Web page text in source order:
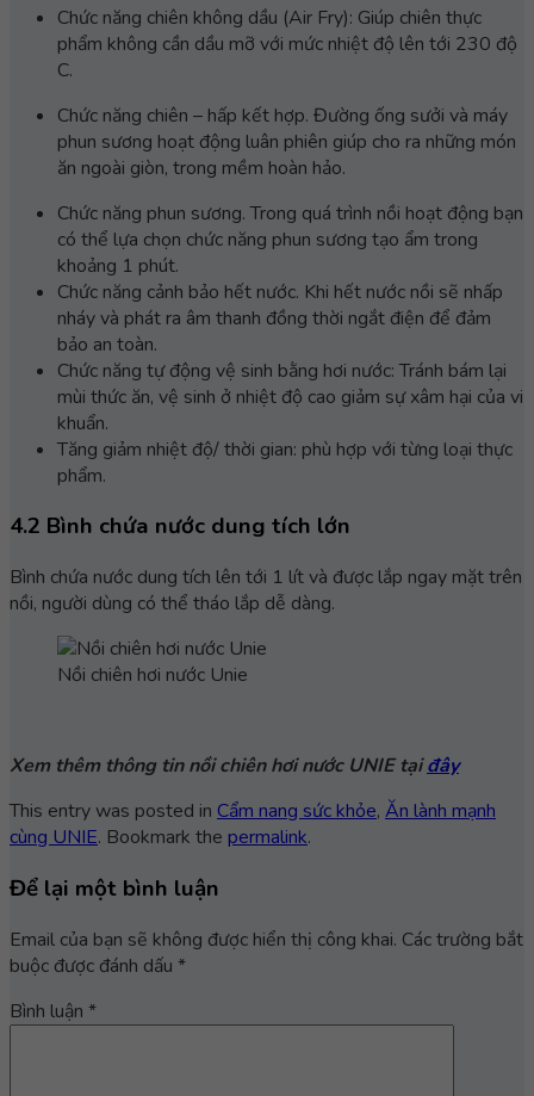
Chức năng chiên không dầu (Air Fry): Giúp chiên thực
phẩm không cần dầu mỡ với mức nhiệt độ lên tới 230 độ
C.
Chức năng chiên – hấp kết hợp. Đường ống sưởi và máy
phun sương hoạt động luân phiên giúp cho ra những món
ăn ngoài giòn, trong mềm hoàn hảo.
Chức năng phun sương. Trong quá trình nồi hoạt động bạn
có thể lựa chọn chức năng phun sương tạo ẩm trong
khoảng 1 phút.
Chức năng cảnh bảo hết nước. Khi hết nước nồi sẽ nhấp
nháy và phát ra âm thanh đồng thời ngắt điện để đảm
bảo an toàn.
Chức năng tự động vệ sinh bằng hơi nước: Tránh bám lại
mùi thức ăn, vệ sinh ở nhiệt độ cao giảm sự xâm hại của vi
khuẩn.
Tăng giảm nhiệt độ/ thời gian: phù hợp với từng loại thực
phẩm.
4.2 Bình chứa nước dung tích lớn
Bình chứa nước dung tích lên tới 1 lít và được lắp ngay mặt trên
nồi, người dùng có thể tháo lắp dễ dàng.
Nồi chiên hơi nước Unie
Xem thêm thông tin nồi chiên hơi nước UNIE tạiđây
This entry was posted in Cẩm nang sức khỏe, Ăn lành mạnh
cùng UNIE. Bookmark the permalink.
Để lại một bình luận
Email của bạn sẽ không được hiển thị công khai. Các trường bắt
buộc được đánh dấu *
Bình luận *